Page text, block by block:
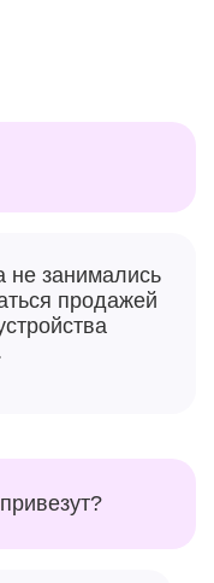
выбором
ноутбук,
задачами,
и готов работать
не занимались
продажей